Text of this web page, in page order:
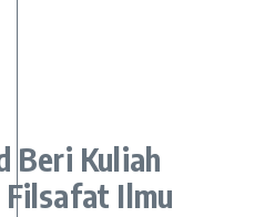
Beri Kuliah
Filsafat Ilmu